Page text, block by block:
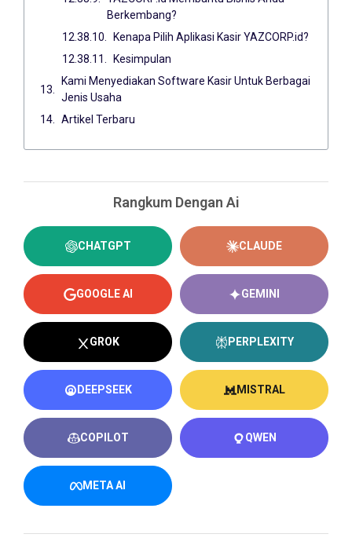
Berkembang?
Kenapa Pilih Aplikasi Kasir YAZCORP.id?
Kesimpulan
Kami Menyediakan Software Kasir Untuk Berbagai
Jenis Usaha
Artikel Terbaru
Rangkum Dengan Ai
CHATGPT CLAUDE
GOOGLE AI GEMINI
GROK PERPLEXITY
DEEPSEEK MISTRAL
COPILOT QWEN
META AI